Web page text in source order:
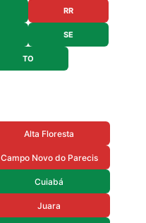
RR
SE
TO
Alta Floresta
Campo Novo do Parecis
Cuiabá
Juara